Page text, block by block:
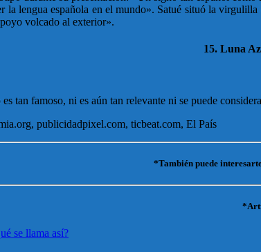
la lengua española en el mundo». Satué situó la
volcado al exterior».
15. Luna
tan famoso, ni es aún tan relevante ni se puede
publicidadpixel.com, ticbeat.com, El País
*También puede